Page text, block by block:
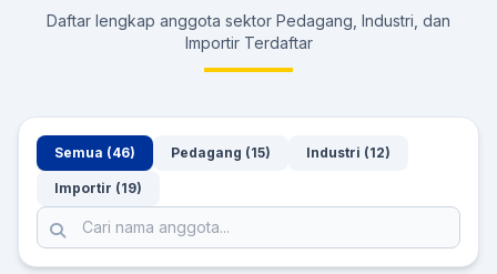
Daftar lengkap anggota sektor Pedagang, Industri, dan
Importir Terdaftar
Semua (46) Pedagang (15) Industri (12)
Importir (19)